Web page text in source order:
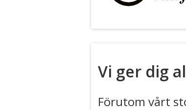
Vi ger dig
Förutom vårt